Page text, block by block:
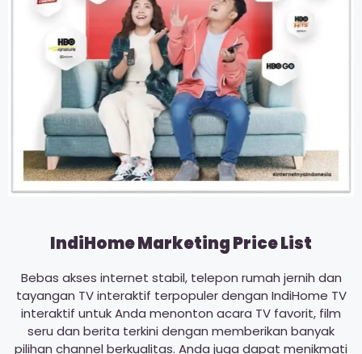
IndiHome Marketing Price List
Bebas akses internet stabil, telepon rumah jernih dan
tayangan TV interaktif terpopuler dengan IndiHome TV
interaktif untuk Anda menonton acara TV favorit, film
seru dan berita terkini dengan memberikan banyak
pilihan channel berkualitas. Anda juga dapat menikmati